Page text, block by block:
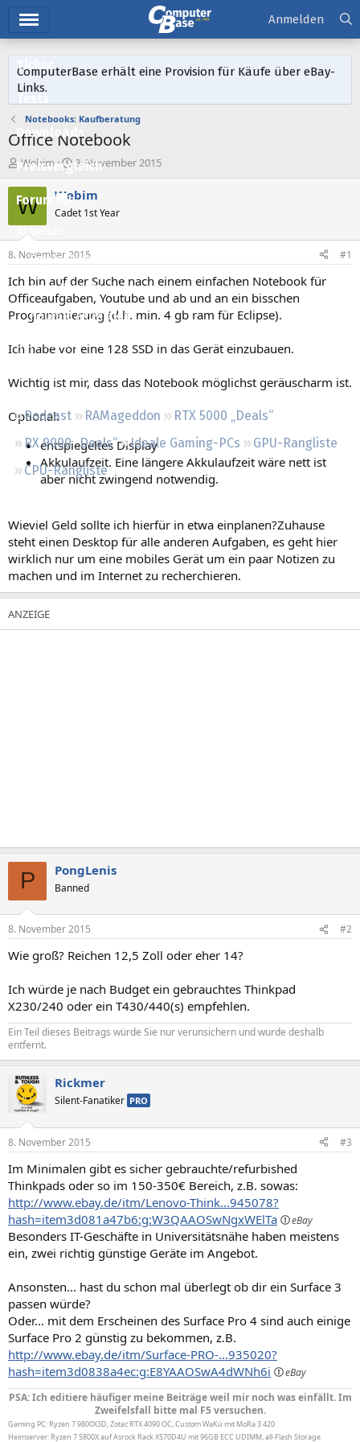
Ticker
Downloads
Preisvergleich
Forum
Aktuelles
Empfohlene Inhalte
Neue Beiträge
Neueste Aktivitäten
Leserartikel
Podcast RAMageddon
RTX 5000 „Deals“
RX 9000 „Deals“
Ideale Gaming-PCs
GPU-Rangliste
CPU-Rangliste
Anmelden
ComputerBase erhält eine Provision für Käufe über eBay-
Links.
Notebooks: Kaufberatung
Office Notebook
E
s
t
l
e
r
Webim
E
s
e
l
t
a
m
8. November 2015
W Webim
Cadet 1st Year
8. November 2015 #1
Ich bin auf der Suche nach einem einfachen Notebook für
Officeaufgaben, Youtube und ab und an ein bisschen
Programmierung (d.h. min. 4 gb ram für Eclipse).
Ich habe vor eine 128 SSD in das Gerät einzubauen.
Wichtig ist mir, dass das Notebook möglichst geräuscharm ist.
Optional:
entspiegeltes Display
Akkulaufzeit. Eine längere Akkulaufzeit wäre nett ist
aber nicht zwingend notwendig.
Wieviel Geld sollte ich hierfür in etwa einplanen?Zuhause
steht einen Desktop für alle anderen Aufgaben, es geht hier
wirklich nur um eine mobiles Gerät um ein paar Notizen zu
machen und im Internet zu recherchieren.
P PongLenis
Banned
8. November 2015 #2
Wie groß? Reichen 12,5 Zoll oder eher 14?
Ich würde je nach Budget ein gebrauchtes Thinkpad
X230/240 oder ein T430/440(s) empfehlen.
Ein Teil dieses Beitrags würde Sie nur verunsichern und wurde deshalb
entfernt.
Rickmer
Silent-Fanatiker PRO
8. November 2015 #3
Im Minimalen gibt es sicher gebrauchte/refurbished
Thinkpads oder so im 150-350€ Bereich, z.B. sowas:
http://www.ebay.de/itm/Lenovo-Think...945078?
hash=item3d081a47b6:g:W3QAAOSwNgxWElTa
Besonders IT-Geschäfte in Universitätsnähe haben meistens
ein, zwei richtig günstige Geräte im Angebot.
Ansonsten... hast du schon mal überlegt ob dir ein Surface 3
passen würde?
Oder... mit dem Erscheinen des Surface Pro 4 sind auch einige
Surface Pro 2 günstig zu bekommen, z.B.
http://www.ebay.de/itm/Surface-PRO-...935020?
hash=item3d0838a4ec:g:E8YAAOSwA4dWNh6i
PSA: Ich editiere häufiger meine Beiträge weil mir noch was einfällt. Im
Zweifelsfall bitte mal F5 versuchen.
Gaming PC: Ryzen 7 9800X3D, Zotac RTX 4090 OC, Custom WaKü mit MoRa 3 420
Heimserver: Ryzen 7 5800X auf Asrock Rack X570D4U mit 96GB ECC UDIMM, all-Flash Storage